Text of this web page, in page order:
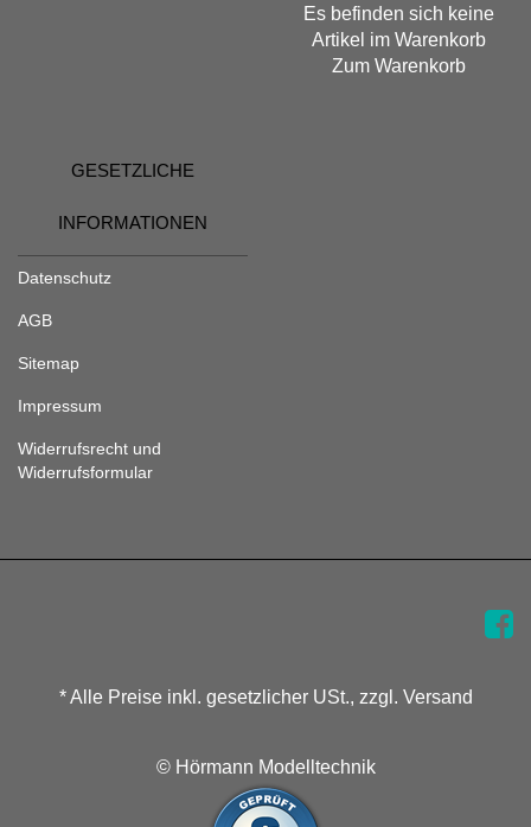
Es befinden sich keine
Artikel im Warenkorb
Zum Warenkorb
GESETZLICHE
INFORMATIONEN
Datenschutz
AGB
Sitemap
Impressum
Widerrufsrecht und
Widerrufsformular
* Alle Preise inkl. gesetzlicher USt., zzgl. Versand
© Hörmann Modelltechnik